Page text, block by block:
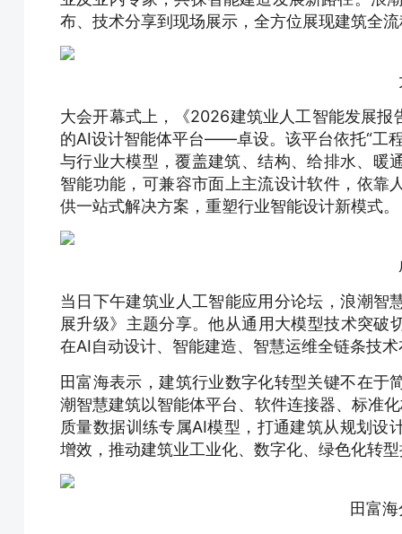
布、技术分享到现场展示，全方位展现建筑全
大会开幕式上，《2026建筑业人工智能发展
的AI设计智能体平台——卓设。该平台依托“工
与行业大模型，覆盖建筑、结构、给排水、
智能功能，可兼容市面上主流设计软件，依靠
供一站式解决方案，重塑行业智能设计新模式。
当日下午建筑业人工智能应用分论坛，浪潮智
展升级》主题分享。他从通用大模型技术突
在AI自动设计、智能建造、智慧运维全链条技
田富海表示，建筑行业数字化转型关键不在
潮智慧建筑以智能体平台、软件连接器、标准
质量数据训练专属AI模型，打通建筑从规划设
增效，推动建筑业工业化、数字化、绿色化转
田富